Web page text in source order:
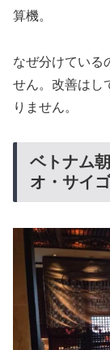
算機。
なぜ分けている
せん。 改善はし
りません。
ベトナム
オ・サイゴ